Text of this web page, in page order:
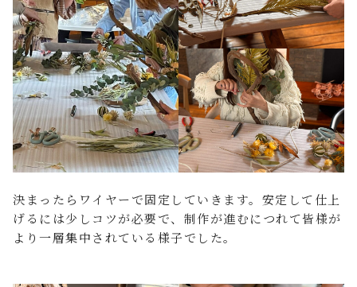
決まったらワイヤーで固定していきます。安定して仕上
げるには少しコツが必要で、制作が進むにつれて皆様が
より一層集中されている様子でした。